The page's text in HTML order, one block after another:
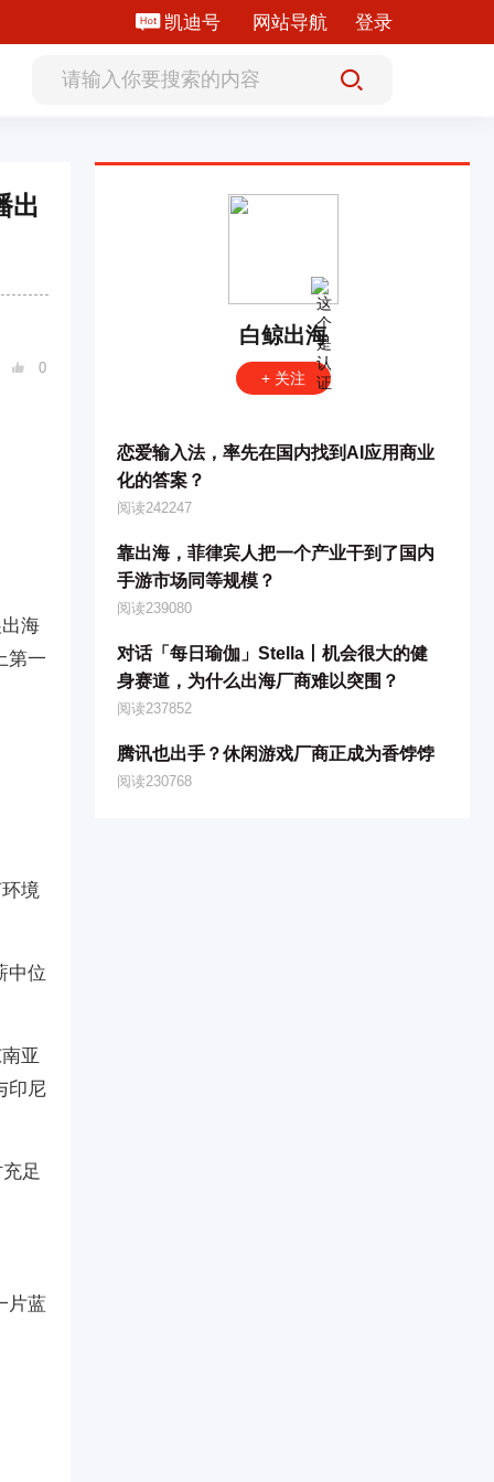
凯迪号 网站导航 登录
出
 0
海
第一
境
中位
亚
印尼
足
片蓝
白鲸出海
+ 关注
恋爱输入法，率先在国内找到AI应用商业
化的答案？
阅读242247
靠出海，菲律宾人把一个产业干到了国内
手游市场同等规模？
阅读239080
对话「每日瑜伽」Stella丨机会很大的健
身赛道，为什么出海厂商难以突围？
阅读237852
腾讯也出手？休闲游戏厂商正成为香饽饽
阅读230768